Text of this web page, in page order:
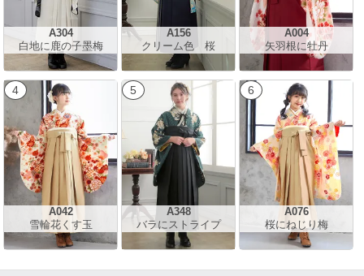
A304
白地に鹿の子墨梅
A156
クリーム色 桜
A004
矢羽根に牡丹
4
A042
雪輪花くす玉
5
A348
バラにストライプ
6
A076
桜にねじり梅